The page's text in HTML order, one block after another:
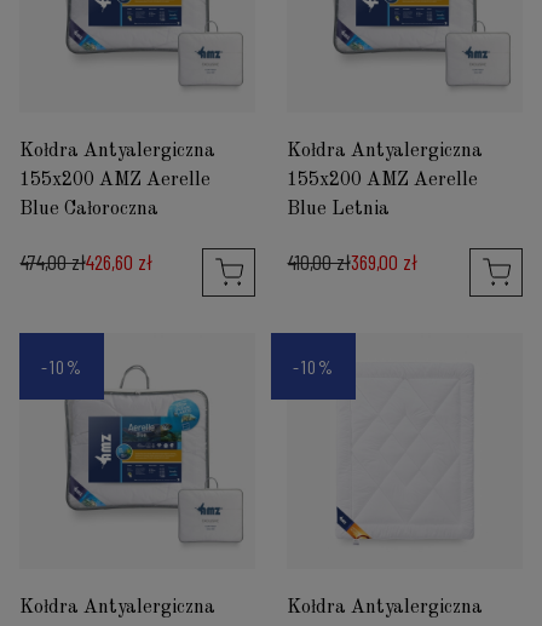
Kołdra Antyalergiczna
155x200 AMZ Aerelle
Blue Całoroczna
474,00 zł426,60 zł
Kołdra Antyalergiczna
155x200 AMZ Aerelle
Blue Letnia
410,00 zł369,00 zł
Kołdra Antyalergiczna
-10%
Kołdra Antyalergiczna
-10%